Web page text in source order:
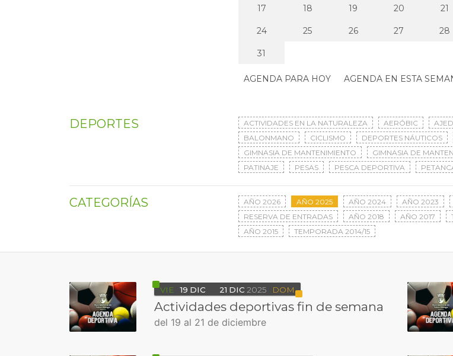
17 18 19 20 21
24 25 26 27 28
31
AGENDA PARA HOY AGENDA EN ESTA
DEPORTES ACTIVIDADES EN LA NATURALEZA AERÓBIC
BALONMANO
CICLISMO DEPORTES NÁUTICOS
GIMNASIA DE MANTENIMIENTO
GIMNASIA DE
PATINAJE
PESAS PESCA DEPORTIVA
CATEGORÍAS AÑO 2026 AÑO 2025 AÑO 2024 AÑO 2023
RESERVA DE ENTRADAS
AÑO 2018 AÑO 2017
AÑO 2015
TEMPORADA 2014/15
VIE 19 DIC 21 DIC 2025 DOM
Actividades deportivas fin de semana
del 19 al 21 de diciembre